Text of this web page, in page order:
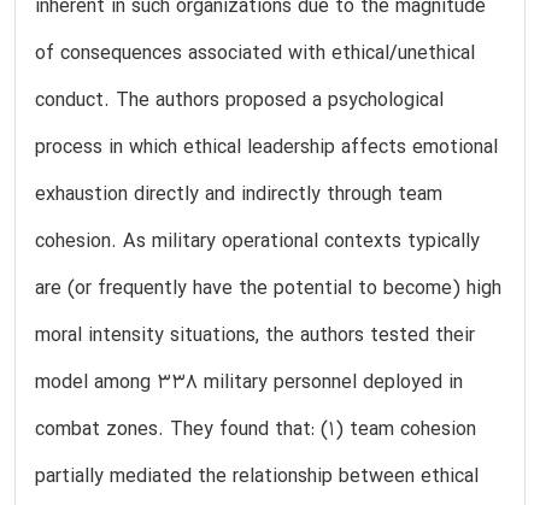
inherent in such organizations due to the magnitude
of consequences associated with ethical/unethical
conduct. The authors proposed a psychological
process in which ethical leadership affects emotional
exhaustion directly and indirectly through team
cohesion. As military operational contexts typically
are (or frequently have the potential to become) high
moral intensity situations, the authors tested their
model among 338 military personnel deployed in
combat zones. They found that: (1) team cohesion
partially mediated the relationship between ethical